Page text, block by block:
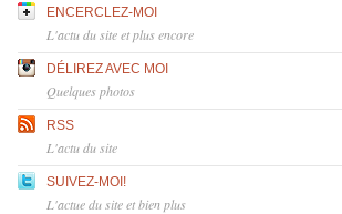
ENCERCLEZ-MOI
L'actu du site et plus encore
DÉLIREZ AVEC MOI
Quelques photos
RSS
L'actu du site
SUIVEZ-MOI!
L'actue du site et bien plus